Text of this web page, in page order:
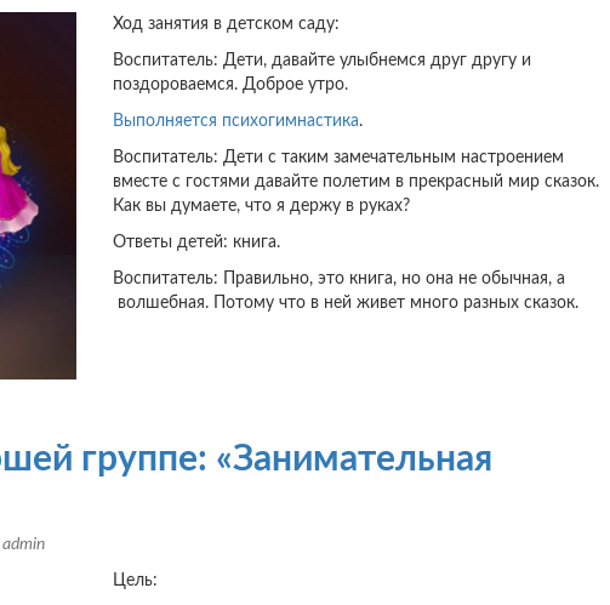
Ход занятия в детском саду:
Воспитатель: Дети, давайте улыбнемся друг другу и
поздороваемся. Доброе утро.
Выполняется психогимнастика.
Воспитатель: Дети с таким замечательным настроением
вместе с гостями давайте полетим в прекрасный мир сказок.
Как вы думаете, что я держу в руках?
Ответы детей: книга.
Воспитатель: Правильно, это книга, но она не обычная, а
волшебная. Потому что в ней живет много разных сказок.
группе: «Занимательная
admin
Цель: